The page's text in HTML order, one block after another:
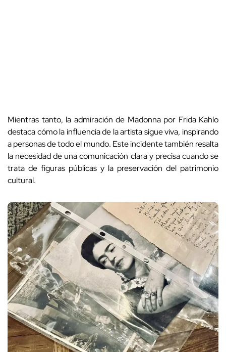
Mientras tanto, la admiración de Madonna por Frida Kahlo
destaca cómo la influencia de la artista sigue viva, inspirando
a personas de todo el mundo. Este incidente también resalta
la necesidad de una comunicación clara y precisa cuando se
trata de figuras públicas y la preservación del patrimonio
cultural.